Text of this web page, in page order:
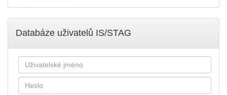
Databáze uživatelů IS/STAG